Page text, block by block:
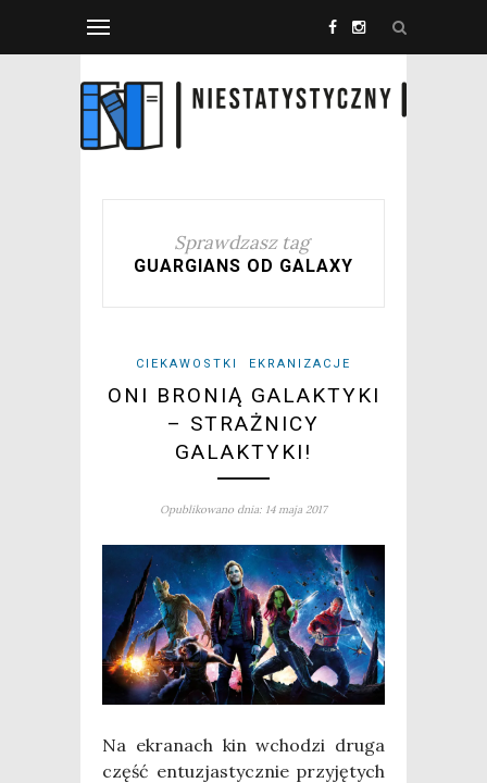
Sprawdzasz tag
GUARGIANS OD GALAXY
CIEKAWOSTKI EKRANIZACJE
ONI BRONIĄ GALAKTYKI
– STRAŻNICY
GALAKTYKI!
Opublikowano dnia: 14 maja 2017
Na ekra­nach kin wcho­dzi dru­ga
część entu­zja­stycz­nie przy­ję­tych